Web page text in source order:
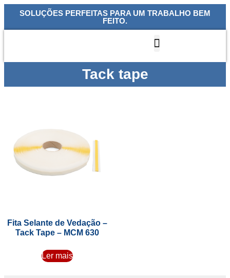
SOLUÇÕES PERFEITAS PARA UM TRABALHO BEM
FEITO.
Tack tape
Fita Selante de Vedação –
Tack Tape – MCM 630
Ler mais